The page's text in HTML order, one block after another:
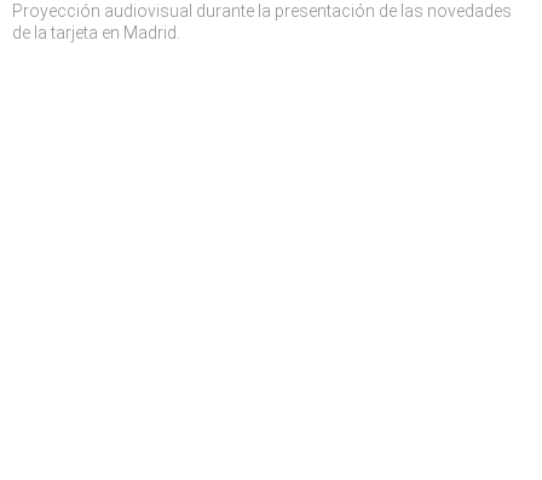
Proyección audiovisual durante la presentación de las novedades
de la tarjeta en Madrid.